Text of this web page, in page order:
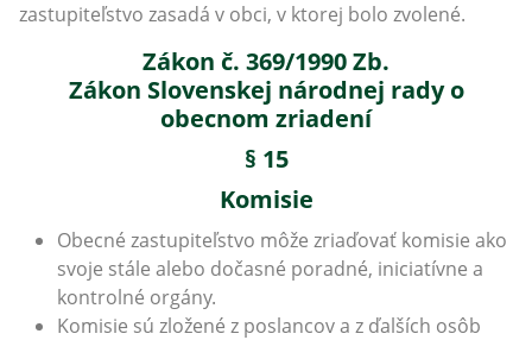
zastupiteľstvo zasadá v obci, v ktorej bolo zvolené.
Zákon č. 369/1990 Zb.
Zákon Slovenskej národnej rady o
obecnom zriadení
§ 15
Komisie
Obecné zastupiteľstvo môže zriaďovať komisie ako
svoje stále alebo dočasné poradné, iniciatívne a
kontrolné orgány.
Komisie sú zložené z poslancov a z ďalších osôb